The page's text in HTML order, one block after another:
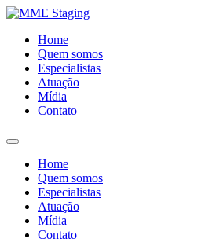
Home
Quem somos
Especialistas
Atuação
Mídia
Contato
Home
Quem somos
Especialistas
Atuação
Mídia
Contato